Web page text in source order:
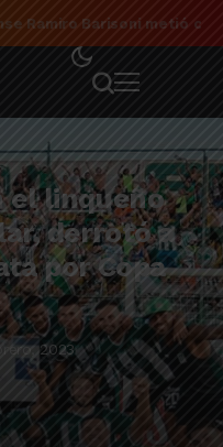
Ramiro Barisoni metió
el linqueño
derrotó a
por Copa
2023